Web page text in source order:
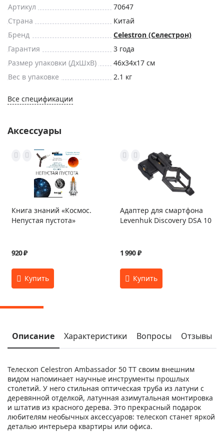
Артикул
70647
Страна
Китай
Бренд
Celestron (Селестрон)
Гарантия
3 года
Размер упаковки (ДxШxВ)
46x34x17 см
Вес в упаковке
2.1 кг
Все спецификации
Аксессуары
Книга знаний «Космос.
Непустая пустота»
920 ₽
Адаптер для смартфона
Levenhuk Discovery DSA 10
1 990 ₽
Описание Характеристики Вопросы Отзывы
Телескоп Celestron Ambassador 50 TT своим внешним
видом напоминает научные инструменты прошлых
столетий. У него стильная оптическая труба из латуни с
деревянной отделкой, латунная азимутальная монтировка
и штатив из красного дерева. Это прекрасный подарок
любителям необычных аксессуаров: телескоп станет яркой
деталью интерьера квартиры или офиса.